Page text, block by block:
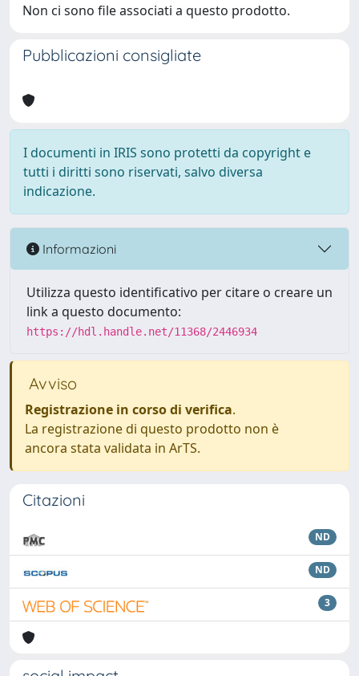
Non ci sono file associati a questo prodotto.
Pubblicazioni consigliate
I documenti in IRIS sono protetti da copyright e
tutti i diritti sono riservati, salvo diversa
indicazione.
Informazioni
Utilizza questo identificativo per citare o creare un
link a questo documento:
https://hdl.handle.net/11368/2446934
Avviso
Registrazione in corso di verifica.
La registrazione di questo prodotto non è
ancora stata validata in ArTS.
Citazioni
ND
ND
3